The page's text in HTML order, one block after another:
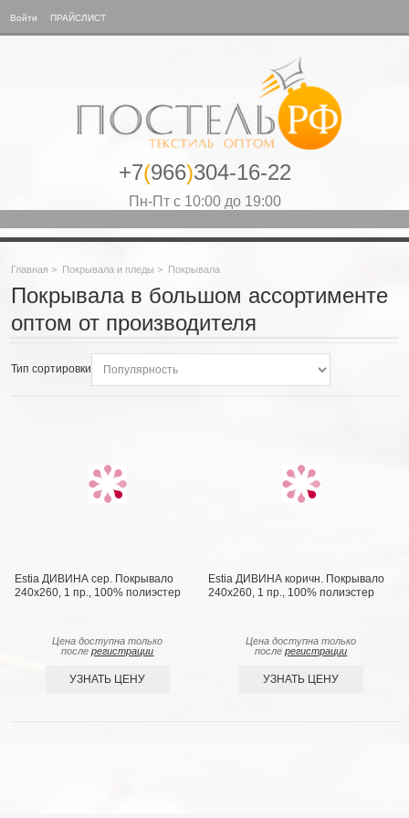
Войти ПРАЙСЛИСТ
+7(966)304-16-22
Пн-Пт с 10:00 до 19:00
Главная > Покрывала и пледы > Покрывала
Покрывала в большом ассортименте
оптом от производителя
Тип сортировки
Estia ДИВИНА сер. Покрывало
240х260, 1 пр., 100% полиэстер
Цена доступна только
послерегистрации
УЗНАТЬ ЦЕНУ
Estia ДИВИНА коричн. Покрывало
240х260, 1 пр., 100% полиэстер
Цена доступна только
послерегистрации
УЗНАТЬ ЦЕНУ